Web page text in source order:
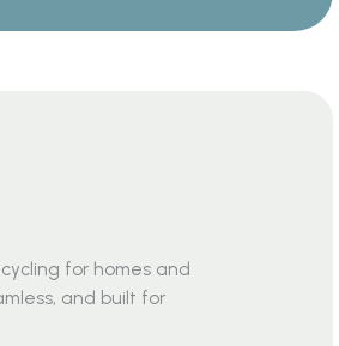
for homes and
and built for